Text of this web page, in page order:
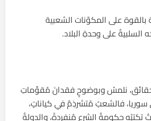
على المكوّنات الشعبية
السلبيةُ على وحدةِ البلاد.
نلمسُ وبوضوحٍ فقدانَ مُقوِّماتِ
فالشعبُ مُتشرذِمٌ في كياناتٍ،
تكتبُه حكومةُ الشرع مُنفرِدةً، والدولةُ